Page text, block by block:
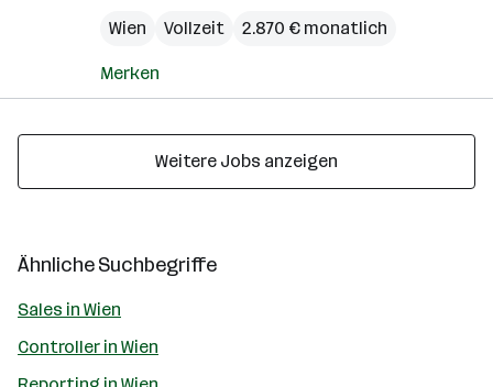
Wien
Vollzeit 2.870 € monatlich
Merken
Weitere Jobs anzeigen
Ähnliche Suchbegriffe
Sales in Wien
Controller in Wien